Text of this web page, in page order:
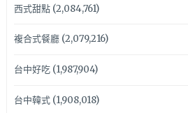
西式甜點(2,084,761)
複合式餐廳(2,079,216)
台中好吃(1,987,904)
台中韓式(1,908,018)